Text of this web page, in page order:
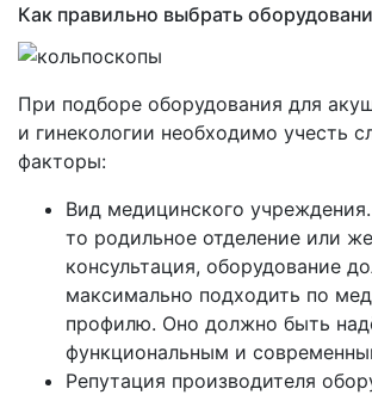
Как правильно выбрать
При подборе оборудования для
и гинекологии необходимо учесть
факторы:
Вид медицинского
то родильное отделение или
консультация, оборудование
максимально подходить по
профилю. Оно должно быть
функциональным и
Репутация производителя